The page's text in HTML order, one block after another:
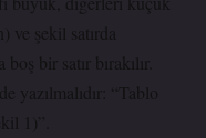
ve şekil satırda
bir satır bırakılır.
yazılmalıdır: “Tablo
1)”.